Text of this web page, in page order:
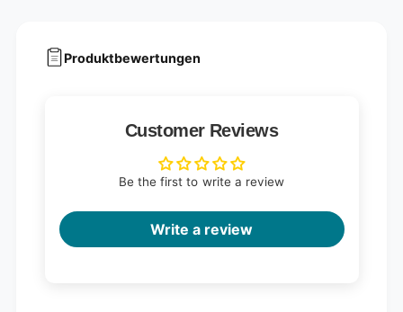
Produktbewertungen
Customer Reviews
Be the first to write a review
Write a review